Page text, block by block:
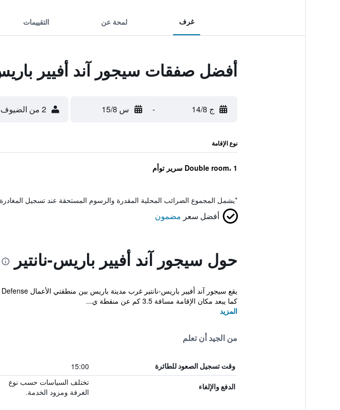
غرف لمحة عن التقييمات
أفضل صفقات سيجور آند أفيير
ج 14/8 - س 15/8 2 من الضيوف، غرفة واحدة
نوع الإقامة
Double room، 1 سرير توأم
*يشمل المجموع الضرائب المحلية المقدرة والرسوم المستحقة عند تسجيل
أفضل سعر مضمون
حول سيجور آند أفيير باريس-نانتير
كما يبعد مكان الإقامة مسافة 3.5 كم عن منقطة ي...
المزيد
من الجيد أن تعلم
وقت تسجيل الصعود للطائرة 15:00
الدفع والإلغاء
تختلف السياسات حسب نوع
الغرفة ومزود الخدمة.